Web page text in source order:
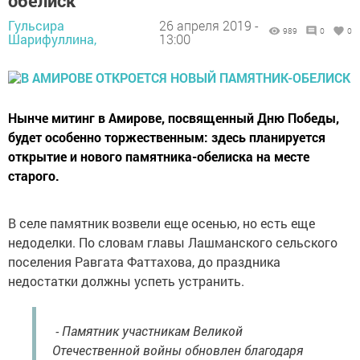
Гульсира
Шарифуллина,
26 апреля 2019 -
13:00
989 0 0
Нынче митинг в Амирове, посвященный Дню Победы,
будет особенно торжественным: здесь планируется
открытие и нового памятника-обелиска на месте
старого.
В селе памятник возвели еще осенью, но есть еще
недоделки. По словам главы Лашманского сельского
поселения Равгата Фаттахова, до праздника
недостатки должны успеть устранить.
- Памятник участникам Великой
Отечественной войны обновлен благодаря